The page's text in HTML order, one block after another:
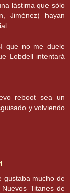
lástima que sólo
Jiménez) hayan
que no me duele
Lobdell intentará
reboot sea un
y volviendo
gustaba mucho de
Titanes de